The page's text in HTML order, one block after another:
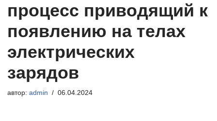
процесс приводящий к
появлению на телах
электрических
зарядов
автор: admin 06.04.2024